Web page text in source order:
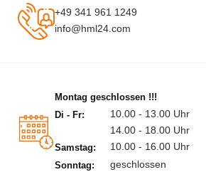
+49 341 961 1249
info@hml24.com
Montag geschlossen !!!
Di - Fr:
10.00 - 13.00 Uhr
14.00 - 18.00 Uhr
Samstag: 10.00 - 16.00 Uhr
Sonntag: geschlossen